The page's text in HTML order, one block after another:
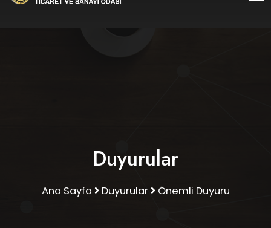
Duyurular
Ana Sayfa Duyurular Önemli Duyuru